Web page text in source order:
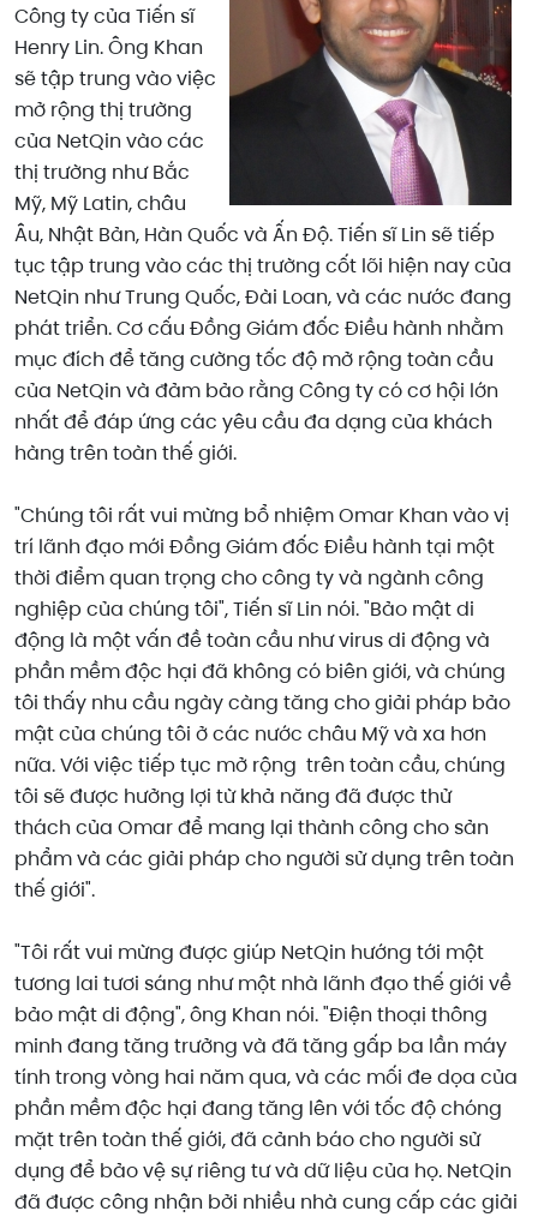
Công ty của Tiến sĩ
Henry Lin. Ông Khan
sẽ tập trung vào việc
mở rộng thị trường
của NetQin vào các
thị trường như Bắc
Mỹ, Mỹ Latin, châu
Âu, Nhật Bản, Hàn Quốc và Ấn Độ. Tiến sĩ Lin sẽ tiếp
tục tập trung vào các thị trường cốt lõi hiện nay của
NetQin như Trung Quốc, Đài Loan, và các nước đang
phát triển. Cơ cấu Đồng Giám đốc Điều hành nhằm
mục đích để tăng cường tốc độ mở rộng toàn cầu
của NetQin và đảm bảo rằng Công ty có cơ hội lớn
nhất để đáp ứng các yêu cầu đa dạng của khách
hàng trên toàn thế giới.
"Chúng tôi rất vui mừng bổ nhiệm Omar Khan vào vị
trí lãnh đạo mới Đồng Giám đốc Điều hành tại một
thời điểm quan trọng cho công ty và ngành công
nghiệp của chúng tôi", Tiến sĩ Lin nói. "Bảo mật di
động là một vấn đề toàn cầu như virus di động và
phần mềm độc hại đã không có biên giới, và chúng
tôi thấy nhu cầu ngày càng tăng cho giải pháp bảo
mật của chúng tôi ở các nước châu Mỹ và xa hơn
nữa. Với việc tiếp tục mở rộng trên toàn cầu, chúng
tôi sẽ được hưởng lợi từ khả năng đã được thử
thách của Omar để mang lại thành công cho sản
phẩm và các giải pháp cho người sử dụng trên toàn
thế giới".
"Tôi rất vui mừng được giúp NetQin hướng tới một
tương lai tươi sáng như một nhà lãnh đạo thế giới về
bảo mật di động", ông Khan nói. "Điện thoại thông
minh đang tăng trưởng và đã tăng gấp ba lần máy
tính trong vòng hai năm qua, và các mối đe dọa của
phần mềm độc hại đang tăng lên với tốc độ chóng
mặt trên toàn thế giới, đã cảnh báo cho người sử
dụng để bảo vệ sự riêng tư và dữ liệu của họ. NetQin
đã được công nhận bởi nhiều nhà cung cấp các giải